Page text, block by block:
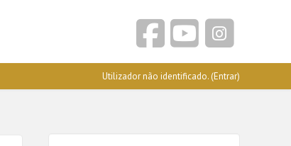
Utilizador não identificado. (Entrar)